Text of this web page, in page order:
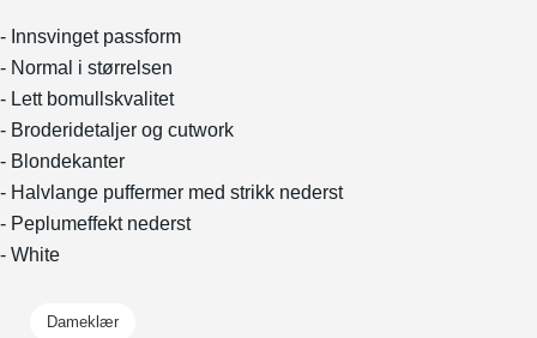
- Innsvinget passform
- Normal i størrelsen
- Lett bomullskvalitet
- Broderidetaljer og cutwork
- Blondekanter
- Halvlange puffermer med strikk nederst
- Peplumeffekt nederst
- White
Dameklær